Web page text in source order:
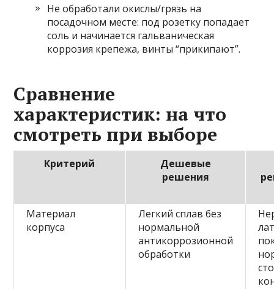
Не обработали окислы/грязь на
посадочном месте: под розетку попадает
соль и начинается гальваническая
коррозия крепежа, винты “прикипают”.
Сравнение
характеристик: на что
смотреть при выборе
Критерий
Дешевые
решения
Материал
корпуса
Легкий сплав без
нормальной
антикоррозионной
обработки